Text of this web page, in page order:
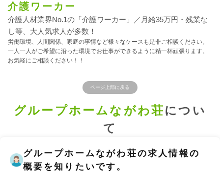
介護ワーカー
介護人材業界No.1の「介護ワーカー」／月給35万円・残業な
し等、大人気求人が多数！
労働環境、人間関係、家庭の事情など様々なケースも是非ご相談ください。
一人一人がご希望に沿った環境でお仕事ができるように精一杯頑張ります。
お気軽にご相談ください！！
ページ上部に戻る
グループホームながわ荘につい
て
グループホームながわ荘の求人情報の
概要を知りたいです。